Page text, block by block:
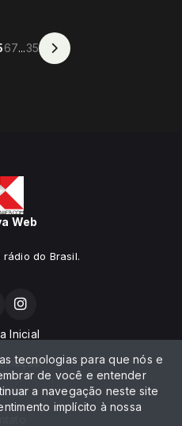
67...35
Web
do Brasil.
Inicial
tecnologias para que nós e
de você e entender
a navegação neste site
implícito à nossa